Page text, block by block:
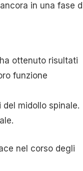
in una fase
ottenuto risultati
funzione
midollo spinale.
nel corso degli